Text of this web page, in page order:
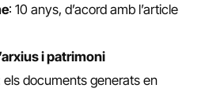
: 10 anys, d’acord amb l’article
i patrimoni
els documents generats en